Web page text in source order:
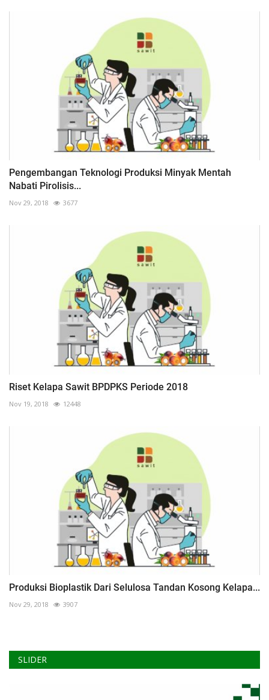
Pengembangan Teknologi Produksi Minyak Mentah
Nabati Pirolisis...
Nov 29, 2018 3677
Riset Kelapa Sawit BPDPKS Periode 2018
Nov 19, 2018 12448
Produksi Bioplastik Dari Selulosa Tandan Kosong Kelapa...
Nov 29, 2018 3907
SLIDER